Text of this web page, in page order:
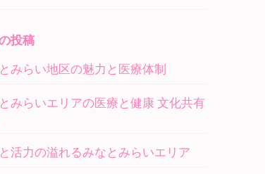
投稿
みらい地区の魅力と医療体制
みらいエリアの医療と健康 文化共有
活力の溢れるみなとみらいエリア